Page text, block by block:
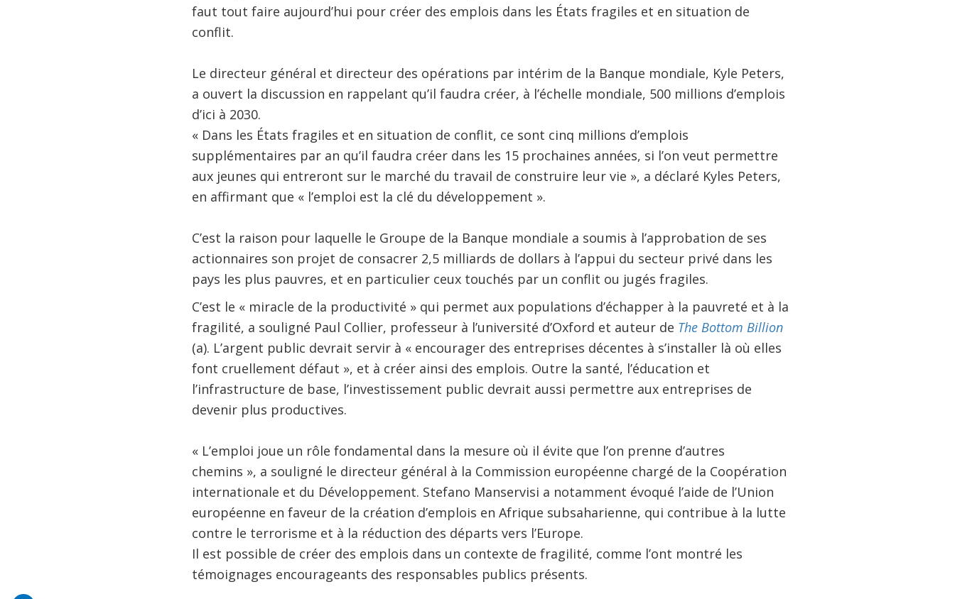
faut tout faire aujourd’hui pour créer des emplois dans les États fragiles et en situation de
conflit.
Le directeur général et directeur des opérations par intérim de la Banque mondiale, Kyle Peters,
a ouvert la discussion en rappelant qu’il faudra créer, à l’échelle mondiale, 500 millions d’emplois
d’ici à 2030.
« Dans les États fragiles et en situation de conflit, ce sont cinq millions d’emplois
supplémentaires par an qu’il faudra créer dans les 15 prochaines années, si l’on veut permettre
aux jeunes qui entreront sur le marché du travail de construire leur vie », a déclaré Kyles Peters,
en affirmant que « l’emploi est la clé du développement ».
C’est la raison pour laquelle le Groupe de la Banque mondiale a soumis à l’approbation de ses
actionnaires son projet de consacrer 2,5 milliards de dollars à l’appui du secteur privé dans les
pays les plus pauvres, et en particulier ceux touchés par un conflit ou jugés fragiles.
C’est le « miracle de la productivité » qui permet aux populations d’échapper à la pauvreté et à la
fragilité, a souligné Paul Collier, professeur à l’université d’Oxford et auteur de The Bottom Billion
(a). L’argent public devrait servir à « encourager des entreprises décentes à s’installer là où elles
font cruellement défaut », et à créer ainsi des emplois. Outre la santé, l’éducation et
l’infrastructure de base, l’investissement public devrait aussi permettre aux entreprises de
devenir plus productives.
« L’emploi joue un rôle fondamental dans la mesure où il évite que l’on prenne d’autres
chemins », a souligné le directeur général à la Commission européenne chargé de la Coopération
internationale et du Développement. Stefano Manservisi a notamment évoqué l’aide de l’Union
européenne en faveur de la création d’emplois en Afrique subsaharienne, qui contribue à la lutte
contre le terrorisme et à la réduction des départs vers l’Europe.
Il est possible de créer des emplois dans un contexte de fragilité, comme l’ont montré les
témoignages encourageants des responsables publics présents.